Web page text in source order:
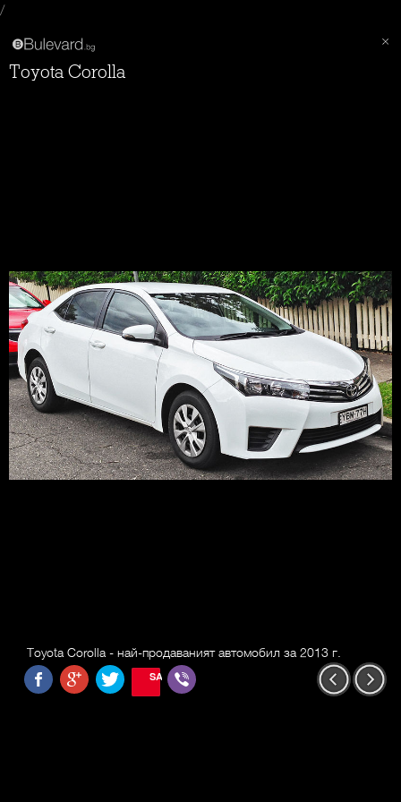
/
Toyota Corolla
Toyota Corolla - най-продаваният автомобил за 2013 г.
SAVE